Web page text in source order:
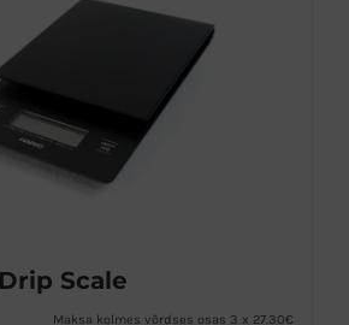
Scale
Maksa kolmes võrdses osas 3 x 27.30€